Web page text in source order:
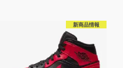
新商品情報